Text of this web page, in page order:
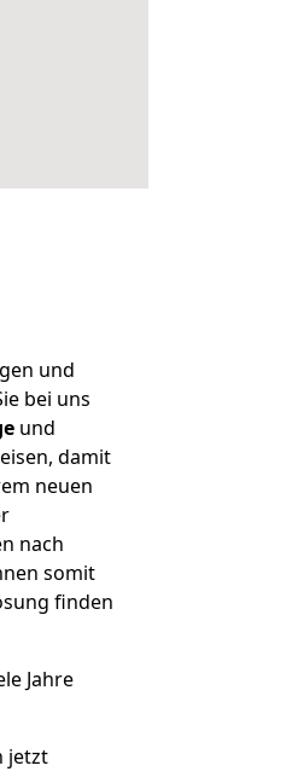
und
bei uns
und
damit
neuen
nach
somit
finden
Jahre
jetzt